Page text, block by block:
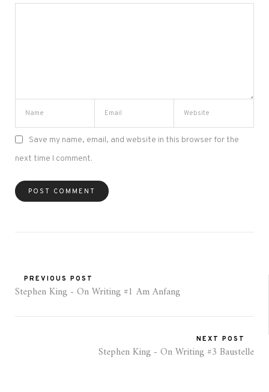
Save my name, email, and website in this browser for the
next time I comment.
PREVIOUS POST
Stephen King - On Writing #1 Am Anfang
NEXT POST
Stephen King - On Writing #3 Baustelle